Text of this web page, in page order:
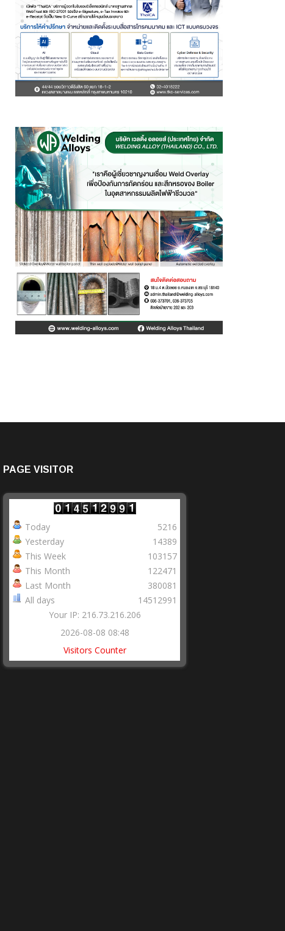
PAGE VISITOR
Today
Yesterday
This Week
This Month
Last Month
All days
5216
14389
103157
122471
380081
14512991
Your IP: 216.73.216.206
2026-08-08 08:48
Visitors Counter